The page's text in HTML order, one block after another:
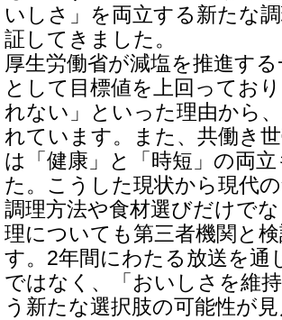
いしさ」を両立する新たな
証してきました。
厚生労働省が減塩を推進す
として目標値を上回ってお
れない」といった理由から
れています。また、共働き
は「健康」と「時短」の両
た。こうした現状から現代
調理方法や食材選びだけで
理についても第三者機関と
す。2年間にわたる放送を通
ではなく、「おいしさを維
う新たな選択肢の可能性が